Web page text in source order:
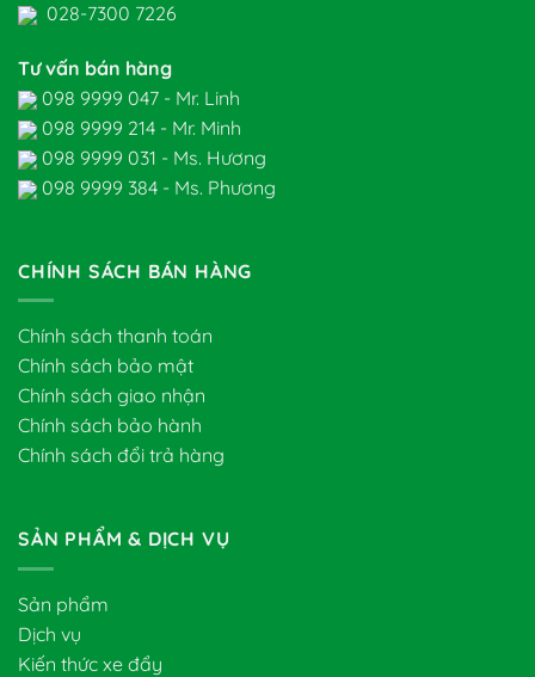
028-7300 7226
Tư vấn bán hàng
098 9999 047 - Mr. Linh
098 9999 214 - Mr. Minh
098 9999 031 - Ms. Hương
098 9999 384 - Ms. Phương
CHÍNH SÁCH BÁN HÀNG
Chính sách thanh toán
Chính sách bảo mật
Chính sách giao nhận
Chính sách bảo hành
Chính sách đổi trả hàng
SẢN PHẨM & DỊCH VỤ
Sản phẩm
Dịch vụ
Kiến thức xe đẩy